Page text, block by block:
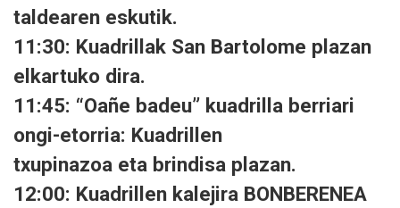
taldearen eskutik.
11:30: Kuadrillak San Bartolome plazan
elkartuko dira.
11:45: “Oañe badeu” kuadrilla berriari
ongi-etorria: Kuadrillen
txupinazoa eta brindisa plazan.
12:00: Kuadrillen kalejira BONBERENEA